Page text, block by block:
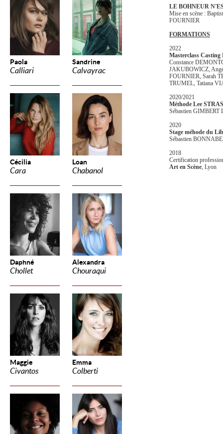
Paola
Calliari
Sandrine
Calvayrac
Cécilia
Cara
Loan
Chabanol
Daphné
Chollet
Alexandra
Chouraqui
Maggie
Civantos
Emma
Colberti
LE BOHNEUR
Mise en scène :
FOURNIER
FORMATIONS
2022
Masterclass
Constance
JAKUBOWICZ,
FOURNIER, Sarah
TRUMEL, Tatiana
2020/2021
Méthode Lee
Sébastien GIMBERT
2020
Stage méhode du
Sébastien
2018
Certification
Art en Scène, Lyon